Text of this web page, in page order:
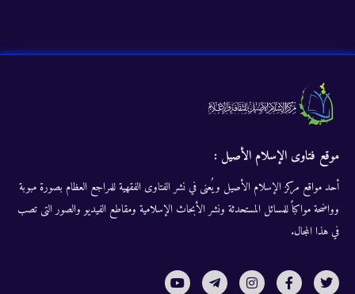
موقع فتاوى الإسلام الأصيل :
أحد مواقع مركز الإسلام الأصيل ويُعنى في نشر الفتاوى الفقهية للمراجع العظام بصورة مبوبة
وواضحة مواكباً للمسائل المستحدثة ونشر الأبحاث الإسلامية ومقاطع الفيديو والصور التى تصب
في هذا المجال.